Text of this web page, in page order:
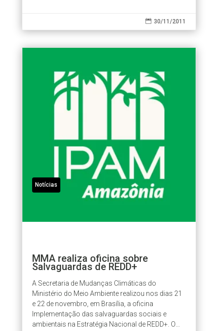
 30/11/2011
Notícias
MMA realiza oficina sobre
Salvaguardas de REDD+
A Secretaria de Mudanças Climáticas do
Ministério do Meio Ambiente realizou nos dias 21
e 22 de novembro, em Brasília, a oficina
Implementação das salvaguardas sociais e
ambientais na Estratégia Nacional de REDD+. O